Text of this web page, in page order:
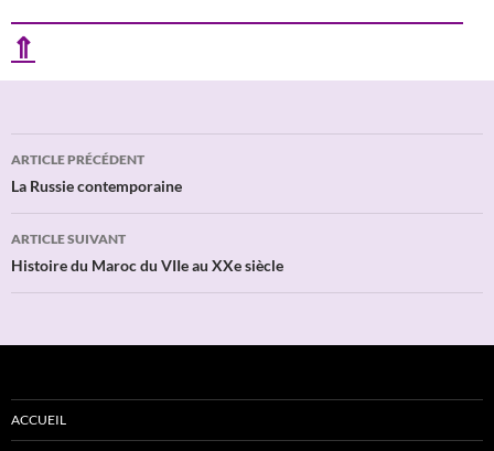
⇑
Navigation
des
articles
ARTICLE PRÉCÉDENT
La Russie contemporaine
ARTICLE SUIVANT
Histoire du Maroc du VIIe au XXe siècle
ACCUEIL